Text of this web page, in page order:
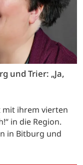
und Trier: „Ja,
ihrem vierten
in die Region.
in Bitburg und